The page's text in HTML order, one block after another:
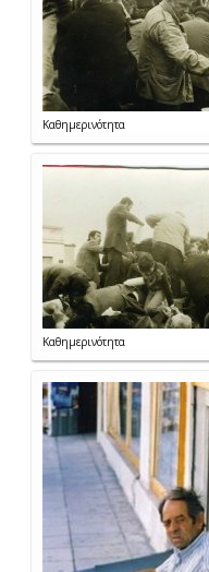
Καθημερινότητα
Καθημερινότητα